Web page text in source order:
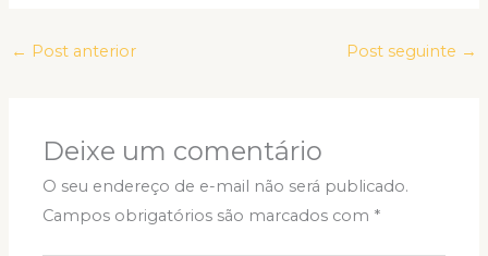
← Post anterior Post seguinte →
Deixe um comentário
O seu endereço de e-mail não será publicado.
Campos obrigatórios são marcados com *